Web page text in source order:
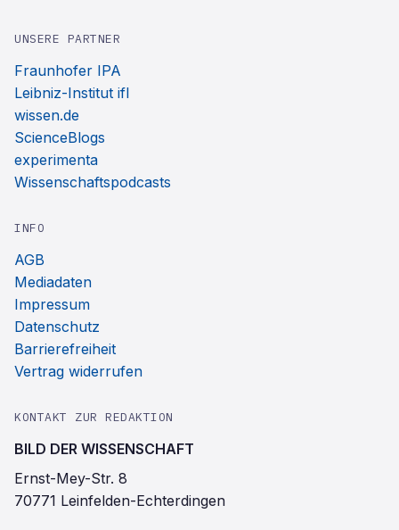
UNSERE PARTNER
Fraunhofer IPA
Leibniz-Institut ifl
wissen.de
ScienceBlogs
experimenta
Wissenschaftspodcasts
INFO
AGB
Mediadaten
Impressum
Datenschutz
Barrierefreiheit
Vertrag widerrufen
KONTAKT ZUR REDAKTION
BILD DER WISSENSCHAFT
Ernst-Mey-Str. 8
70771 Leinfelden-Echterdingen